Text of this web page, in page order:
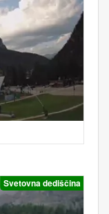
Svetovna dediščina